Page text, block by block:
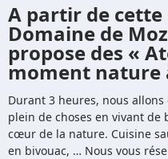
A partir de cette
Domaine de
propose des «
moment nature
Durant 3 heures, nous
plein de choses en vivant de
cœur de la nature. Cuisine
en bivouac, … Nous vous